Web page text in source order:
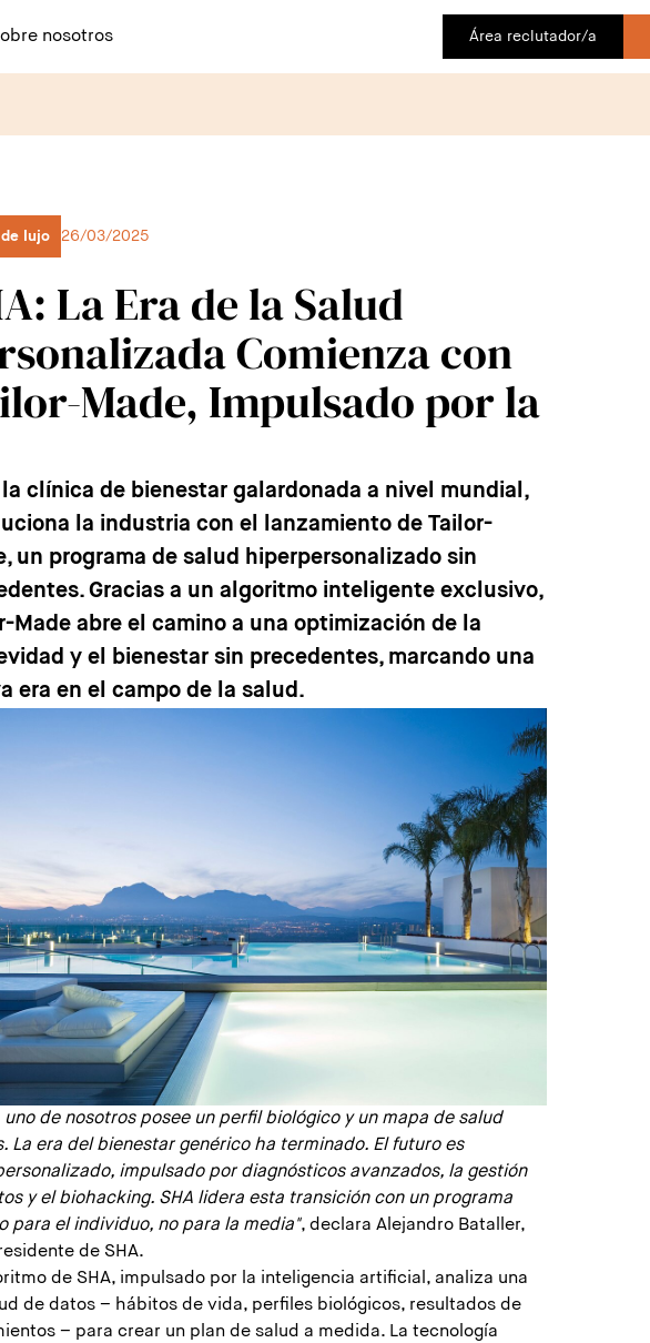
nosotros Área reclutador/a
lujo 26/03/2025
La Era de la Salud
Comienza con
Made, Impulsado por la
la clínica de bienestar galardonada a nivel mundial,
la industria con el lanzamiento de Tailor-
un programa de salud hiperpersonalizado sin
Gracias a un algoritmo inteligente exclusivo,
Made abre el camino a una optimización de la
y el bienestar sin precedentes, marcando una
era en el campo de la salud.
uno de nosotros posee un perfil biológico y un mapa de salud
La era del bienestar genérico ha terminado. El futuro es
impulsado por diagnósticos avanzados, la gestión
y el biohacking. SHA lidera esta transición con un programa
para el individuo, no para la media", declara Alejandro Bataller,
de SHA.
de SHA, impulsado por la inteligencia artificial, analiza una
de datos – hábitos de vida, perfiles biológicos, resultados de
– para crear un plan de salud a medida. La tecnología